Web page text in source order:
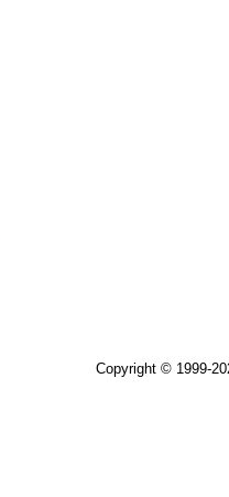
Copyright © 1999-